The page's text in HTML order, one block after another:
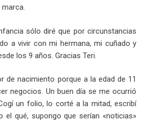
marca.
sólo diré que por circunstancias
a vivir con mi hermana, mi cuñado y
los 9 años. Gracias Teri.
de nacimiento porque a la edad de 11
negocios. Un buen día se me ocurrió
un folio, lo corté a la mitad, escribí
el qué, supongo que serían «noticias»